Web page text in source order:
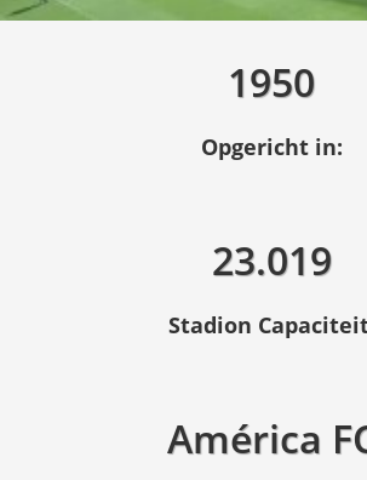
1950
Opgericht in:
23.019
Stadion
América